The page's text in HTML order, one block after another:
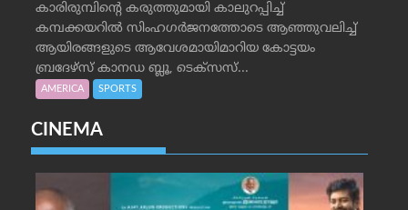
കാരിരുമ്പിന്റെ കരുത്തുമായി കാലുറപ്പിച്ച്
കമ്പക്കയറില്‍ സിംഹഗര്‍ജനത്തോടെ ആഞ്ഞുവലിച്ച്
ആയിരങ്ങളുടെ ആവേശമായിമാറിയ കോട്ടയം
ബ്രദേഴ്‌സ് കാനഡ ബ്ലൂ, ടെക്‌സസ്...
AMERICA SPORTS
CINEMA